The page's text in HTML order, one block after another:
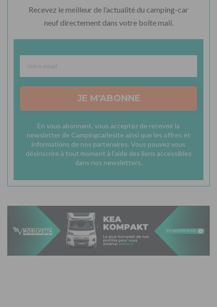
Recevez le meilleur de l’actualité du camping-car
neuf directement dans votre boîte mail.
JE M'ABONNE
En vous abonnant, vous acceptez de recevoir la
newsletter de Campingcarlesite ainsi que les offres et
informations de nos partenaires. Vous pouvez vous
désinscrire à tout moment à l'aide des liens accessibles
dans nos newsletters.